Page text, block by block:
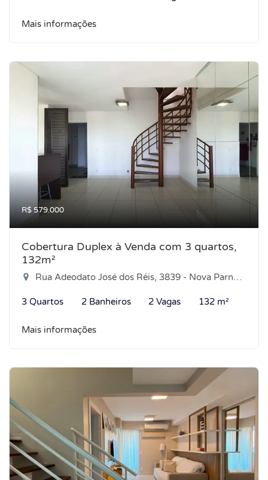
Mais informações
R$ 579.000
Cobertura Duplex à Venda com 3 quartos,
132m²
Rua Adeodato José dos Réis, 3839 - Nova Parnamirim, Parnamirim-RN
3 Quartos 2 Banheiros 2 Vagas 132 m²
Mais informações